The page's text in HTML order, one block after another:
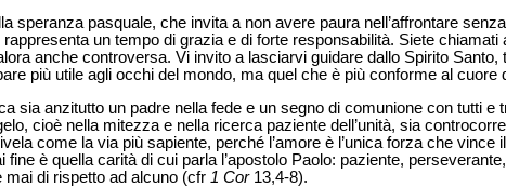
speranza pasquale, che invita a non avere paura nell’affrontare
un tempo di grazia e di forte responsabilità. Siete
anche controversa. Vi invito a lasciarvi guidare dallo Spirito
più utile agli occhi del mondo, ma quel che è più conforme al cuore
sia anzitutto un padre nella fede e un segno di comunione con tutti
cioè nella mitezza e nella ricerca paziente dell’unità, sia
come la via più sapiente, perché l’amore è l’unica forza che
fine è quella carità di cui parla l’apostolo Paolo: paziente,
mai di rispetto ad alcuno (cfr 1 Cor13,4-8).